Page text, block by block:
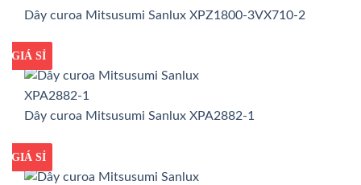
Dây curoa Mitsusumi Sanlux XPZ1800-3VX710-2
GIÁ TỐT
GIÁ SỈ
Dây curoa Mitsusumi Sanlux XPA2882-1
GIÁ TỐT
GIÁ SỈ